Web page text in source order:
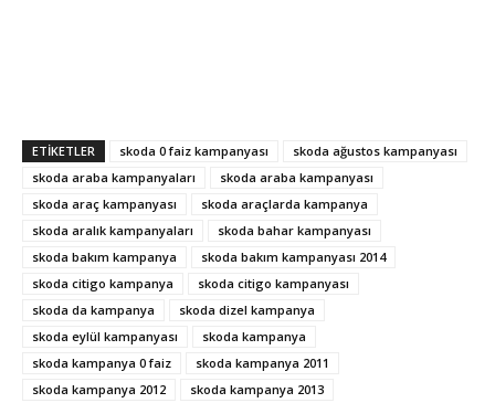
ETIKETLER skoda 0 faiz kampanyası
skoda ağustos kampanyası
skoda araba kampanyaları
skoda araba kampanyası
skoda araç kampanyası
skoda araçlarda kampanya
skoda aralık kampanyaları
skoda bahar kampanyası
skoda bakım kampanya
skoda bakım kampanyası 2014
skoda citigo kampanya
skoda citigo kampanyası
skoda da kampanya
skoda dizel kampanya
skoda eylül kampanyası
skoda kampanya
skoda kampanya 0 faiz
skoda kampanya 2011
skoda kampanya 2012
skoda kampanya 2013